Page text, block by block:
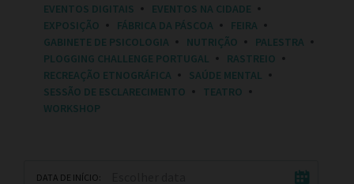
EVENTOS DIGITAIS
EVENTOS NA CIDADE
EXPOSIÇÃO
FÁBRICA DA PÁSCOA
FEIRA
GABINETE DE PSICOLOGIA
NUTRIÇÃO
PALESTRA
PLOGGING CHALLENGE PORTUGAL
RASTREIO
RECREAÇÃO ETNOGRÁFICA
SAÚDE MENTAL
SESSÃO DE ESCLARECIMENTO
TEATRO
WORKSHOP
DATA DE INÍCIO: